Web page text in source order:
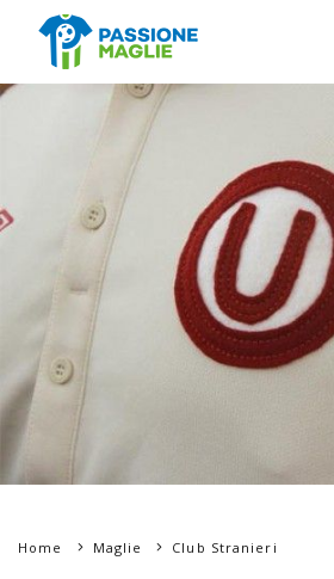
Home Maglie Club Stranieri